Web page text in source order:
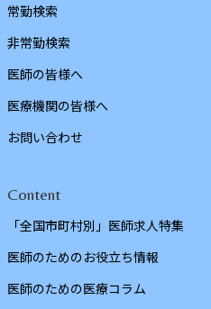
常勤検索
非常勤検索
医師の皆様へ
医療機関の皆様へ
お問い合わせ
Content
「全国市町村別」医師求人特集
医師のためのお役立ち情報
医師のための医療コラム